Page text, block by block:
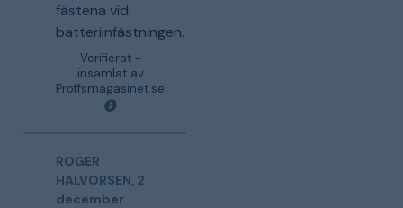
fästena vid
batteriinfästningen.
Verifierat -
insamlat av
Proffsmagasinet.se
ROGER
HALVORSEN, 2
december